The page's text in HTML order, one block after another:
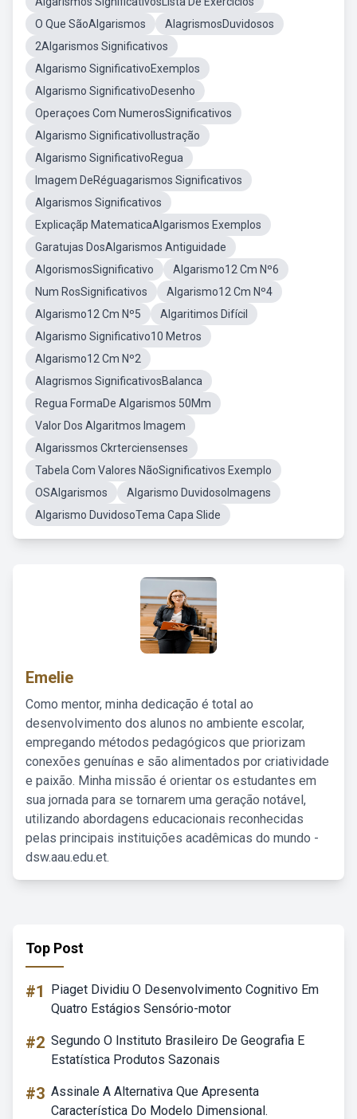
O Que SãoAlgarismos
AlagrismosDuvidosos
2Algarismos Significativos
Algarismo SignificativoExemplos
Algarismo SignificativoDesenho
Operaçoes Com NumerosSignificativos
Algarismo SignificativoIlustração
Algarismo SignificativoRegua
Imagem DeRéguagarismos Significativos
Algarismos Significativos
Explicaçãp MatematicaAlgarismos Exemplos
Garatujas DosAlgarismos Antiguidade
AlgorismosSignificativo
Algarismo12 Cm Nº6
Num RosSignificativos
Algarismo12 Cm Nº4
Algarismo12 Cm Nº5
Algaritimos Difícil
Algarismo Significativo10 Metros
Algarismo12 Cm Nº2
Alagrismos SignificativosBalanca
Regua FormaDe Algarismos 50Mm
Valor Dos Algaritmos Imagem
Algarissmos Ckrterciensenses
Tabela Com Valores NãoSignificativos Exemplo
OSAlgarismos
Algarismo DuvidosoImagens
Algarismo DuvidosoTema Capa Slide
Emelie
Como mentor, minha dedicação é total ao
desenvolvimento dos alunos no ambiente escolar,
empregando métodos pedagógicos que priorizam
conexões genuínas e são alimentados por criatividade
e paixão. Minha missão é orientar os estudantes em
sua jornada para se tornarem uma geração notável,
utilizando abordagens educacionais reconhecidas
pelas principais instituições acadêmicas do mundo -
dsw.aau.edu.et.
Top Post
#1
Piaget Dividiu O Desenvolvimento Cognitivo Em
Quatro Estágios Sensório-motor
#2 Segundo O Instituto Brasileiro De Geografia E
Estatística Produtos Sazonais
#3 Assinale A Alternativa Que Apresenta
Característica Do Modelo Dimensional.